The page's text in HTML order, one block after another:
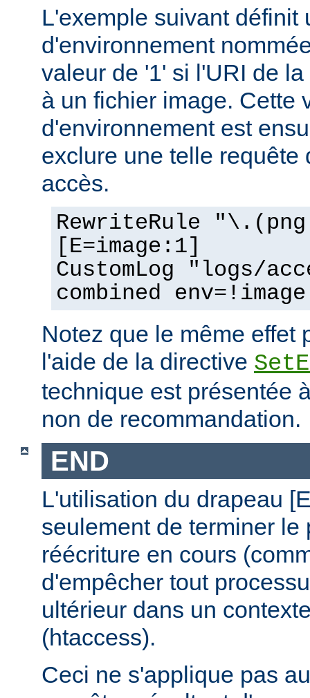
L'exemple suivant définit
d'environnement
valeur de '1' si l'URI de
à un fichier image. Cette
d'environnement est
exclure une telle requête
accès.
RewriteRule
[E=image:1]
CustomLog "logs/
combined env=!image
Notez que le même effet
l'aide de la directive
technique est présentée
non de recommandation.
END
L'utilisation du drapeau
seulement de terminer le
réécriture en cours
d'empêcher tout
ultérieur dans un
(htaccess).
Ceci ne s'applique pas